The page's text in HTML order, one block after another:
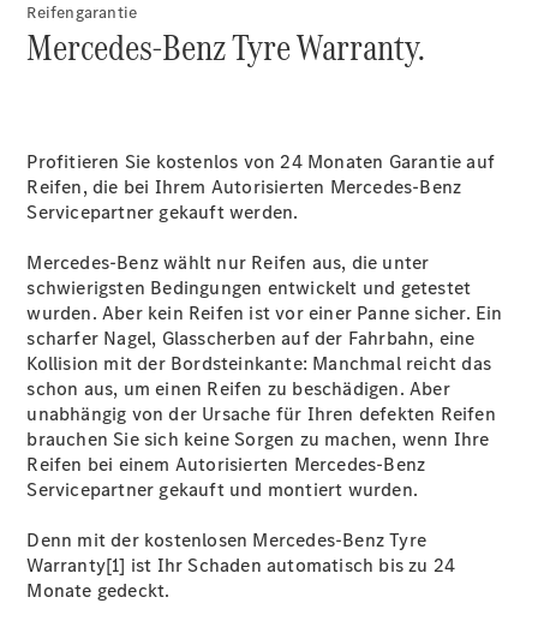
CLA
Elektrisch
CLA
C-Klasse
C-Klasse
Limousine
Elektrisch
EQE
Limousine
Elektrisch
EQS
Limousine
Elektrisch
E-Klasse
Limousine
S-Klasse
S-Klasse
Mercedes-
Maybach S-
Klasse
Reifengarantie
Mercedes-Benz Tyre Warranty.
Profitieren Sie kostenlos von 24 Monaten Garantie auf
Reifen, die bei Ihrem Autorisierten Mercedes-Benz
Servicepartner gekauft werden.
Mercedes-Benz wählt nur Reifen aus, die unter
schwierigsten Bedingungen entwickelt und getestet
wurden. Aber kein Reifen ist vor einer Panne sicher. Ein
scharfer Nagel, Glasscherben auf der Fahrbahn, eine
Kollision mit der Bordsteinkante: Manchmal reicht das
schon aus, um einen Reifen zu beschädigen. Aber
unabhängig von der Ursache für Ihren defekten Reifen
brauchen Sie sich keine Sorgen zu machen, wenn Ihre
Reifen bei einem Autorisierten Mercedes-Benz
Servicepartner gekauft und montiert wurden.
Denn mit der kostenlosen Mercedes-Benz Tyre
Warranty[1] ist Ihr Schaden automatisch bis zu 24
Monate gedeckt.